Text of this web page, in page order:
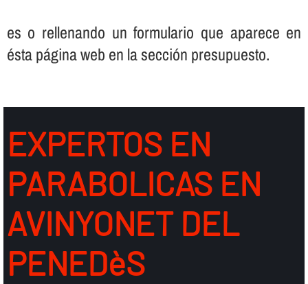
es o rellenando un formulario que aparece en
ésta página web en la sección presupuesto.
EXPERTOS EN
PARABOLICAS EN
AVINYONET DEL
PENEDèS